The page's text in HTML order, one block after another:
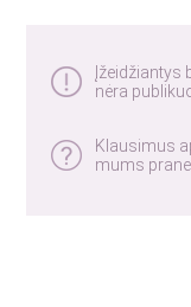
Įžeidžiantys
nėra
Klausimus
mums